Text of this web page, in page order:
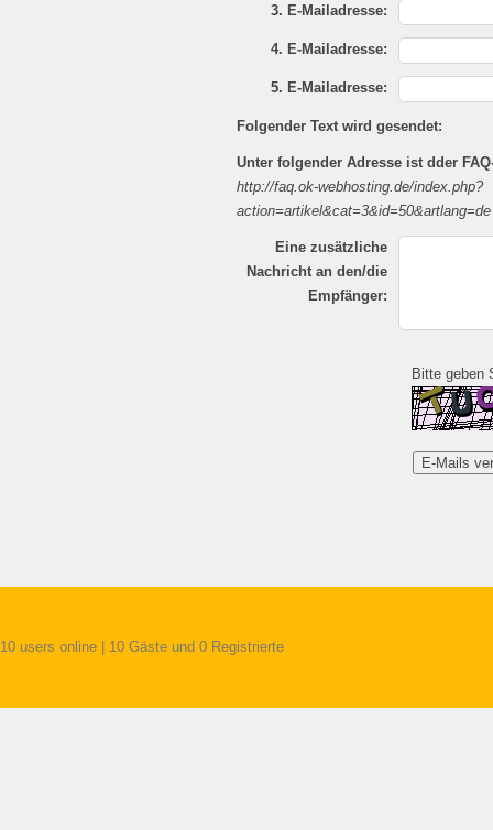
3. E-Mailadresse:
4. E-Mailadresse:
5. E-Mailadresse:
Folgender Text wird gesendet:
Unter folgender Adresse ist dder
http://faq.ok-webhosting.de/index.php?
action=artikel&cat=3&id=50&artlang=de
Eine zusätzliche
Nachricht an den/die
Empfänger:
Bitte geben
10 users online | 10 Gäste und 0 Registrierte